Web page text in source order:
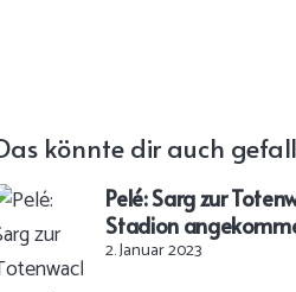
könnte dir auch
Pelé: Sarg zur
Stadion
2. Januar 2023